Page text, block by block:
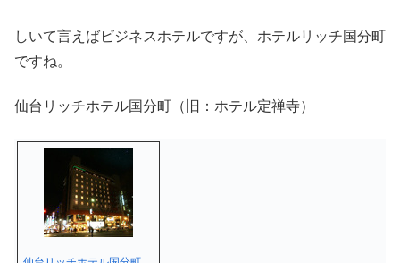
しいて言えばビジネスホテルですが、ホテルリッチ国分町
ですね。
仙台リッチホテル国分町（旧：ホテル定禅寺）